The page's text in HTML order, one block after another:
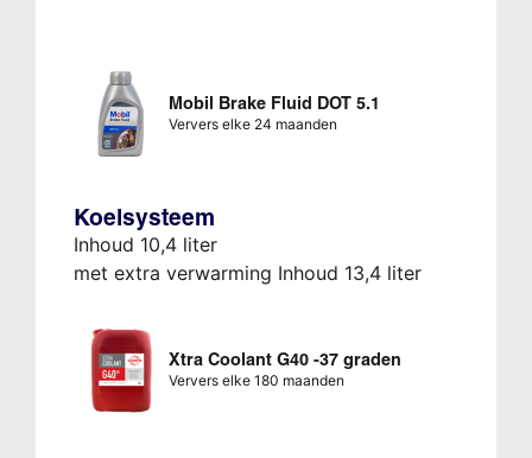
Mobil Brake Fluid DOT 5.1
Ververs elke 24 maanden
Koelsysteem
Inhoud 10,4 liter
met extra verwarming Inhoud 13,4 liter
Xtra Coolant G40 -37 graden
Ververs elke 180 maanden